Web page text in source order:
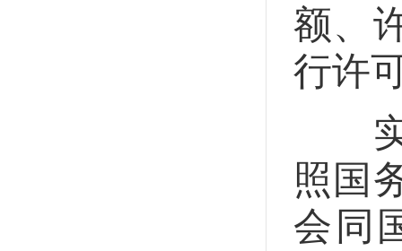
额、
行许
实
照国
会同